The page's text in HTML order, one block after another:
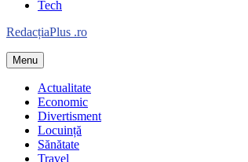
Tech
RedacțiaPlus .ro
Informație plus inspirație
Menu
Actualitate
Economic
Divertisment
Locuință
Sănătate
Travel